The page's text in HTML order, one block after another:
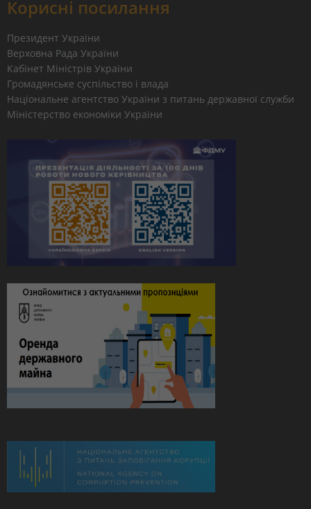
Корисні посилання
Президент України
Верховна Рада України
Кабінет Міністрів України
Громадянське суспільство і влада
Національне агентство України з питань державної служби
Міністерство економіки України